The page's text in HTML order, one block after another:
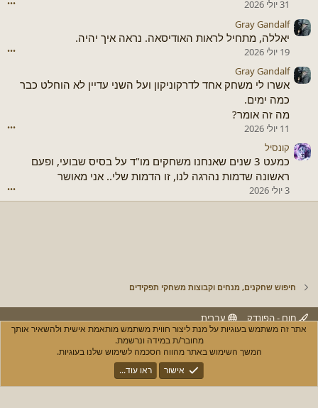
31 יולי 2026 •••
Gray Gandalf
יאללה, מתחיל לראות האודיסאה. נראה איך יהיה.
19 יולי 2026 •••
Gray Gandalf
אשרו לי משחק אחד לדרקוניקון ועל השני עדיין לא הוחלט כבר
כמה ימים.
מה זה אומר?
11 יולי 2026 •••
קונסיל
כמעט 3 שנים שאנחנו משחקים מו"ד על בסיס שבועי, ופעם
ראשונה שדמות נהרגה לנו, זו הדמות שלי.. אני מאושר
3 יולי 2026 •••
חיפוש שחקנים, מנחים וקבוצות משחקי תפקידים
חום - הפונדק
עברית
חוקים ותנאי שימוש מדיניות הפרטיות
S
Community platform by XenForo
XenPorta 2 PRO
אתר זה משתמש בעוגיות על מנת ליצור חווית משתמש מותאמת אישית ולהשאיר אותך
מחובר/ת במידה ונרשמת.
המשך השימוש באתר מהווה הסכמה לשימוש שלנו בעוגיות.
אישור
ראו עוד...